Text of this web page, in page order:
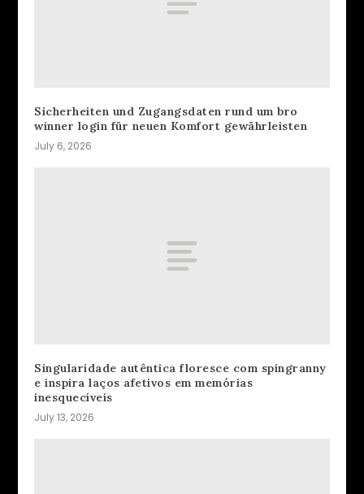
Sicherheiten und Zugangsdaten rund um bro
winner login für neuen Komfort gewährleisten
July 6, 2026
Singularidade autêntica floresce com spingranny
e inspira laços afetivos em memórias
inesquecíveis
July 13, 2026